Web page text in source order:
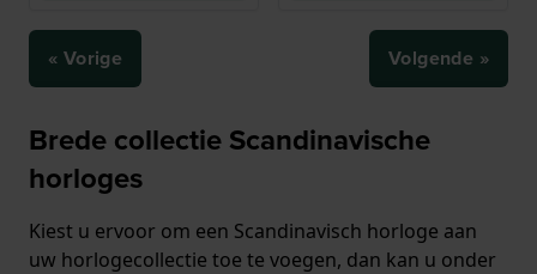
« Vorige Volgende »
Brede collectie Scandinavische
horloges
Kiest u ervoor om een Scandinavisch horloge aan
uw horlogecollectie toe te voegen, dan kan u onder